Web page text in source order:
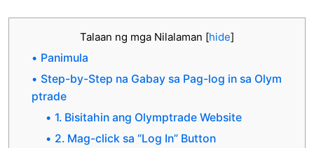
Talaan ng mga Nilalaman [hide]
Panimula
Step-by-Step na Gabay sa Pag-log in sa Olym
ptrade
1. Bisitahin ang Olymptrade Website
2. Mag-click sa “Log In” Button